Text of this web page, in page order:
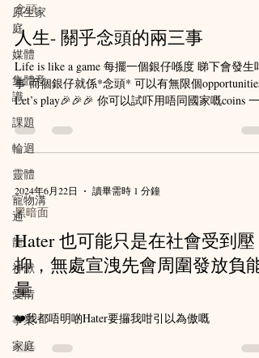
原生家
庭
媒體
集體意
識
課題
輪迴
靈體
寵物溝
通
龍
神獸
愛情
事業
家庭
念頭
人生- 關乎念頭的兩三事
Life is like a game 每擺一個銀仔喺度 睇下會發生咩
事 而個銀仔就係*念頭* 可以有無限個opportunities
Let’s play🎉🎉🎉 你可以試吓用唔同國家嘅coins 一
過過幾個銀仔 又或者係同幾個玩家 同時連線去玩
個game 🌷...
2024年6月22日 讀畢需時 1 分鐘
黑暗面
Hater 也可能只是在社會受到壓
抑，無處宣洩先會周圍發放負能
量
❤️我都唔明啲Hater要攞我咁引以為傲嘅